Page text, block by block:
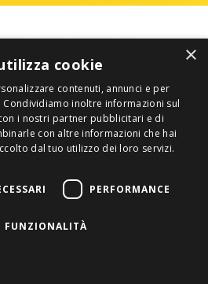
×
cookie
contenuti, annunci e per
inoltre informazioni sul
i nostri partner pubblicitari e di
con altre informazioni che hai
dal tuo utilizzo dei loro servizi.
PERFORMANCE
FUNZIONALITÀ